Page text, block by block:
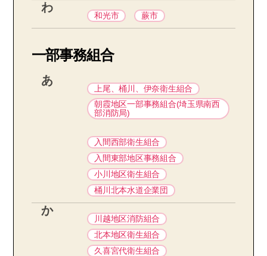
わ
和光市 蕨市
一部事務組合
あ
上尾、桶川、伊奈衛生組合
朝霞地区一部事務組合(埼玉県南西
部消防局)
入間西部衛生組合
入間東部地区事務組合
小川地区衛生組合
桶川北本水道企業団
か
川越地区消防組合
北本地区衛生組合
久喜宮代衛生組合